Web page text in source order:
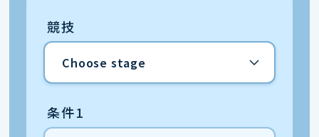
競技
条件1